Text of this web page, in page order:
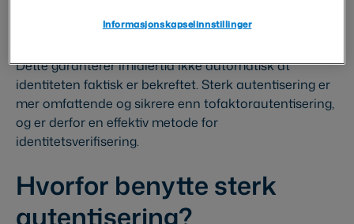
eksempel et passord i kombinasjon med en app som
Dette garanterer imidlertid ikke automatisk at
identiteten faktisk er bekreftet. Sterk autentisering er
mer omfattende og sikrere enn tofaktorautentisering,
og er derfor en effektiv metode for
identitetsverifisering.
Hvorfor benytte sterk
autentisering?
Informasjonskapselinnstillinger